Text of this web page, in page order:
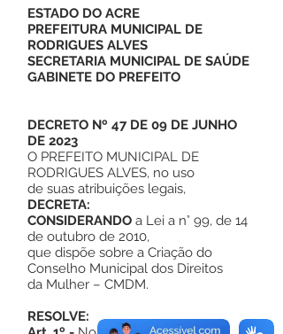
ESTADO DO ACRE
PREFEITURA MUNICIPAL DE
RODRIGUES ALVES
SECRETARIA MUNICIPAL DE SAÚDE
GABINETE DO PREFEITO
DECRETO Nº 47 DE 09 DE JUNHO
DE 2023
O PREFEITO MUNICIPAL DE
RODRIGUES ALVES, no uso
de suas atribuições legais,
DECRETA:
CONSIDERANDO a Lei a n° 99, de 14
de outubro de 2010,
que dispõe sobre a Criação do
Conselho Municipal dos Direitos
da Mulher – CMDM.
RESOLVE: